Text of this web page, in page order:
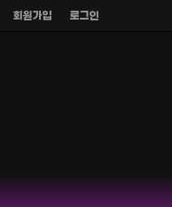
회원가입 로그인
다.